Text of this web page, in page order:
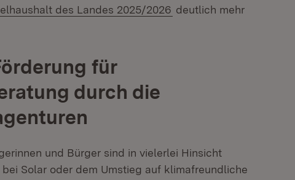
des Landes 2025/2026 (Öffnet in neuem Fenster)
deutlich mehr
für
durch die
und Bürger sind in vielerlei Hinsicht
Solar oder dem Umstieg auf klimafreundliche